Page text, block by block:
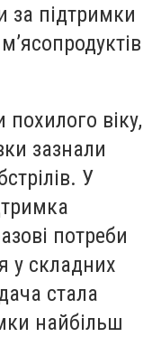
за підтримки
віку,
зазнали
У
потреби
у складних
стала
найбільш